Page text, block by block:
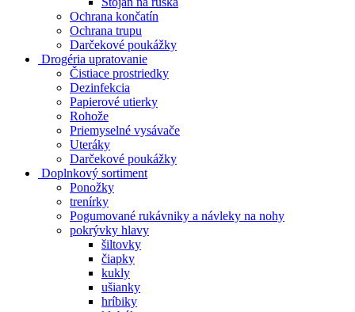
Ochrana končatín
Ochrana trupu
Darčekové poukážky
Drogéria upratovanie
Čistiace prostriedky
Dezinfekcia
Papierové utierky
Rohože
Priemyselné vysávače
Uteráky
Darčekové poukážky
Doplnkový sortiment
Ponožky
trenírky
Pogumované rukávniky a návleky na nohy
pokrývky hlavy
šiltovky
čiapky
kukly
ušianky
hríbiky